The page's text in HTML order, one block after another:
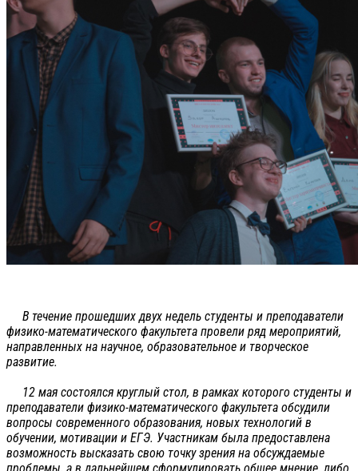
В течение прошедших двух недель студенты и преподаватели
физико-математического факультета провели ряд мероприятий,
направленных на научное, образовательное и творческое
развитие.
12 мая состоялся круглый стол, в рамках которого студенты и
преподаватели физико-математического факультета обсудили
вопросы современного образования, новых технологий в
обучении, мотивации и ЕГЭ. Участникам была предоставлена
возможность высказать свою точку зрения на обсуждаемые